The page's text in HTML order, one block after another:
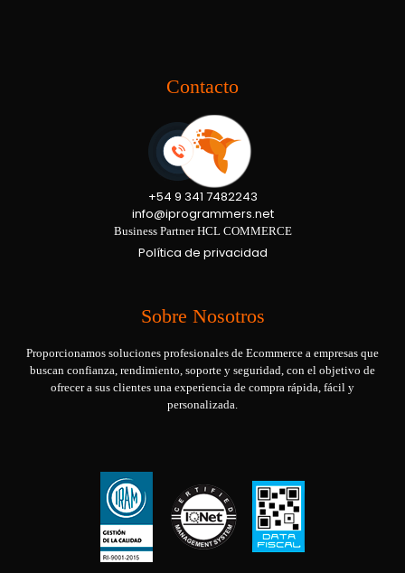
Contacto
+54 9 341 7482243
info@iprogrammers.net
Business Partner HCL COMMERCE
Política de privacidad
Sobre Nosotros
Proporcionamos soluciones profesionales de Ecommerce a empresas que
buscan confianza, rendimiento, soporte y seguridad, con el objetivo de
ofrecer a sus clientes una experiencia de compra rápida, fácil y
personalizada.